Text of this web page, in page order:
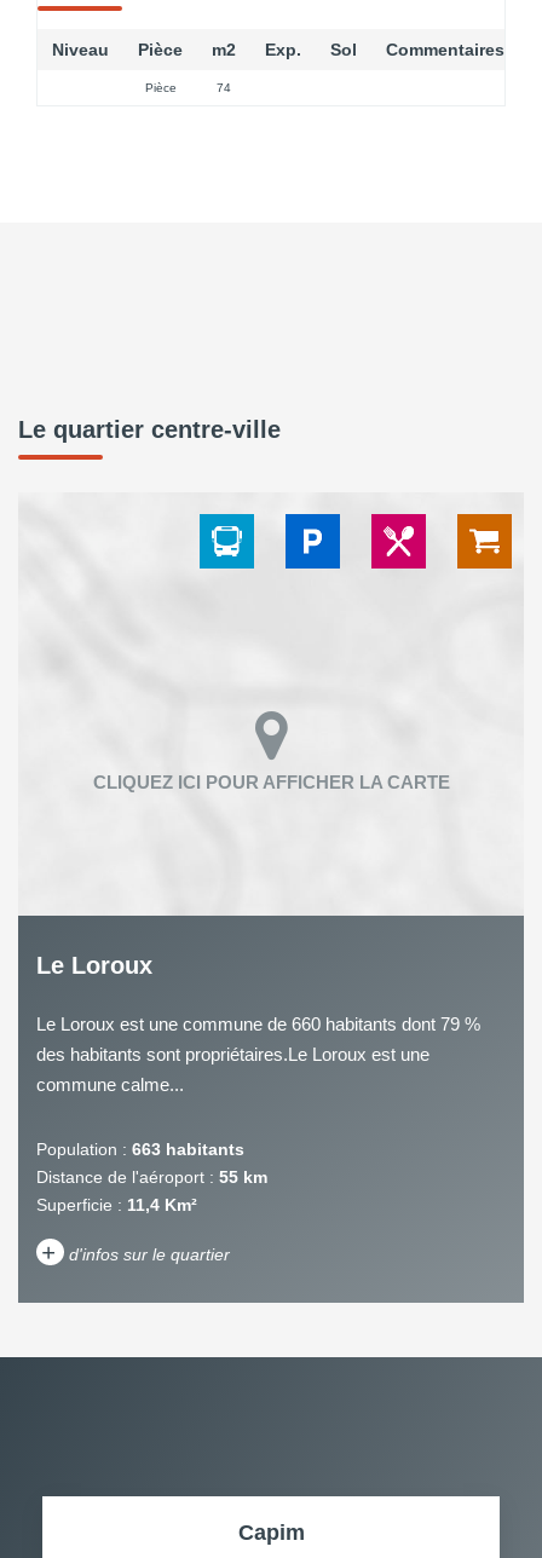
Niveau Pièce m2 Exp. Sol Commentaires
Pièce 74
Le quartier centre-ville
Le Loroux
Le Loroux est une commune de 660 habitants dont 79 %
des habitants sont propriétaires.Le Loroux est une
commune calme...
Population : 663 habitants
Distance de l'aéroport : 55 km
Superficie : 11,4 Km²
+ d'infos sur le quartier
PART DES MÉNAGES SANS
Capim